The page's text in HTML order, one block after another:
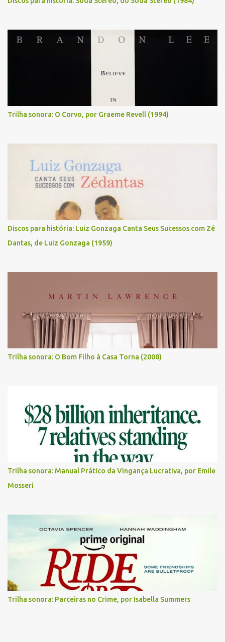
Trilha sonora: O Corvo, por Graeme Revell (1994)
Discos para história: Luiz Gonzaga Canta Seus Sucessos com Zé
Dantas, de Luiz Gonzaga (1959)
Trilha sonora: O Bom Filho à Casa Torna (2008)
Trilha sonora: Manual Prático da Vingança Lucrativa, por Emile
Mosseri
Trilha sonora: Parceiras no Crime, por Isabella Summers